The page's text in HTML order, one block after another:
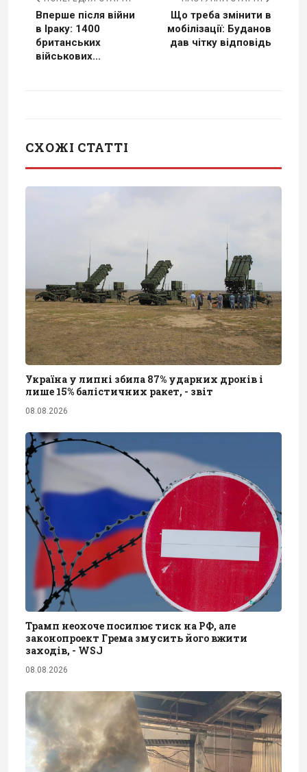
Вперше після війни
в Іраку: 1400
британських
військових...
Що треба змінити в
мобілізації: Буданов
дав чітку відповідь
СХОЖІ СТАТТІ
Україна у липні збила 87% ударних дронів і
лише 15% балістичних ракет, - звіт
08.08.2026
Трамп неохоче посилює тиск на РФ, але
законопроект Грема змусить його вжити
заходів, - WSJ
08.08.2026